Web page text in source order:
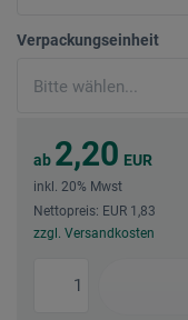
Verpackungseinheit
ab 2,20 EUR
inkl. 20% Mwst
Nettopreis: EUR 1,83
zzgl. Versandkosten